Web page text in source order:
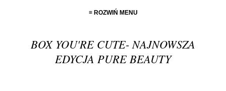
≡ ROZWIŃ MENU
BOX YOU'RE CUTE- NAJNOWSZA
EDYCJA PURE BEAUTY